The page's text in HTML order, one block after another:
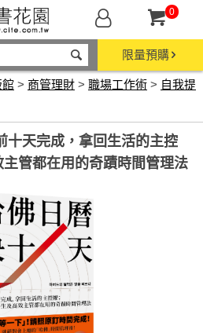
0
限量預購
館 > 商管理財 > 職場工作術 > 自我提
十天完成，拿回生活的主控
管都在用的奇蹟時間管理法